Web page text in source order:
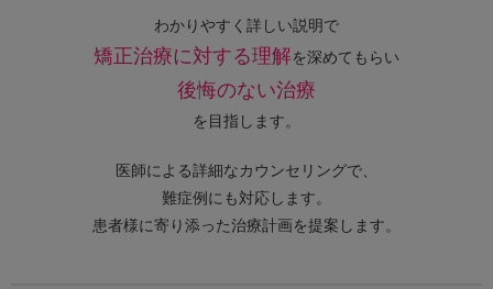
わかりやすく詳しい説明で
矯正治療に対する理解を深めてもらい
後悔のない治療
を目指します。
医師による詳細なカウンセリングで、
難症例にも対応します。
患者様に寄り添った治療計画を提案します。